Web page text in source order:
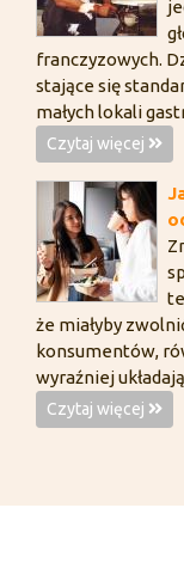
franczyzowych.
stające się
małych lokali
Czytaj więcej
że miałyby
konsumentów,
wyraźniej
Czytaj więcej